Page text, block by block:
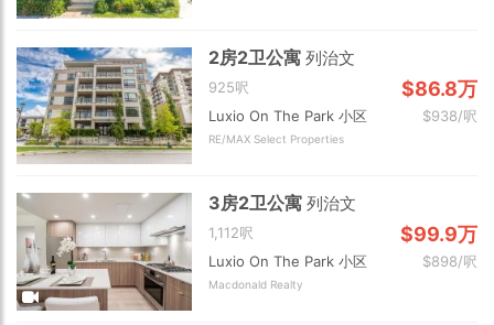
2房2卫公寓列治文
925呎 $86.8万
Luxio On The Park 小区 $938/呎
RE/MAX Select Properties
3房2卫公寓列治文
1,112呎 $99.9万
Luxio On The Park 小区 $898/呎
Macdonald Realty